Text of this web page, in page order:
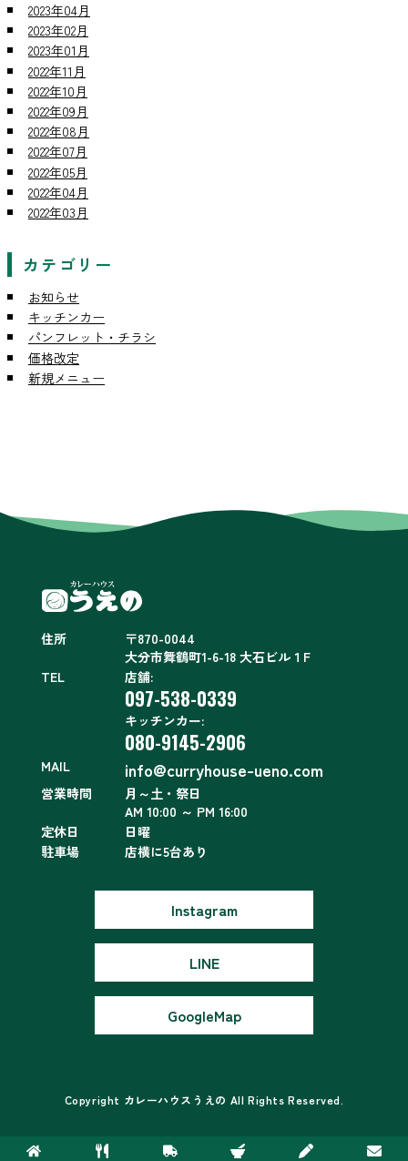
2023年04月
2023年02月
2023年01月
2022年11月
2022年10月
2022年09月
2022年08月
2022年07月
2022年05月
2022年04月
2022年03月
カテゴリー
お知らせ
キッチンカー
パンフレット・チラシ
価格改定
新規メニュー
住所
〒870-0044
大分市舞鶴町1-6-18 大石ビル１F
TEL
店舗:
097-538-0339
キッチンカー:
080-9145-2906
MAIL info@curryhouse-ueno.com
営業時間
月～土・祭日
AM 10:00 ～ PM 16:00
定休日
日曜
駐車場
店横に5台あり
Instagram
LINE
GoogleMap
Copyright カレーハウスうえの All Rights Reserved.